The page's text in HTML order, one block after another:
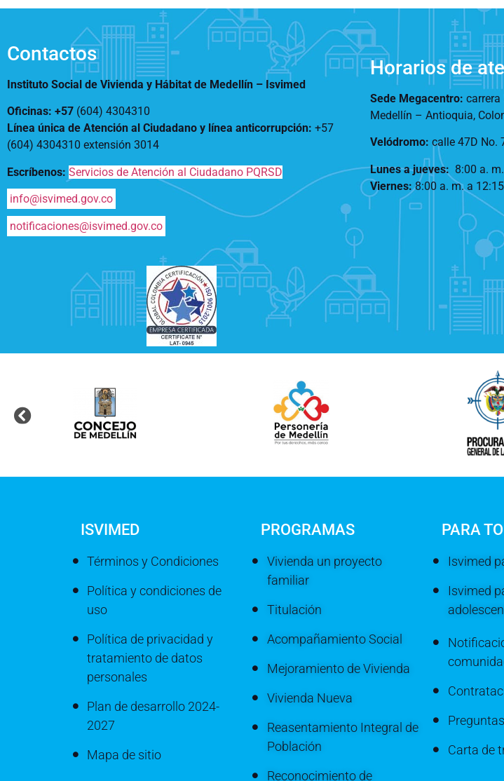
OPV-JVC
Contraste
Centro de relevo
Contactos
Instituto Social de Vivienda y Hábitat de Medellín – Isvimed
Oficinas: +57 (604) 4304310
Línea única de Atención al Ciudadano y línea anticorrupción: +57
(604) 4304310 extensión 3014
Escríbenos: Servicios de Atención al Ciudadano PQRSD
info@isvimed.gov.co
notificaciones@isvimed.gov.co
Horarios de
Sede Megacentro:
Medellín – Antioquia,
Velódromo: calle 47D No.
Lunes a jueves: 8:00 a.
Viernes:8:00 a. m. a
ISVIMED
Términos y Condiciones
Política y condiciones de
uso
Política de privacidad y
tratamiento de datos
personales
Plan de desarrollo 2024-
2027
Mapa de sitio
PROGRAMAS
Vivienda un proyecto
familiar
Titulación
Acompañamiento Social
Mejoramiento de Vivienda
Vivienda Nueva
Reasentamiento Integral de
Población
Reconocimiento de
PARA
Isvimed
Isvimed
Carta de